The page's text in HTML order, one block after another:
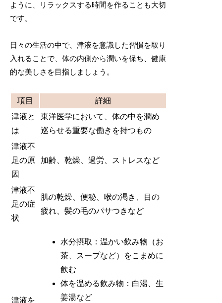
ように、リラックスする時間を作ることも大切
です。
日々の生活の中で、津液を意識した習慣を取り
入れることで、体の内側から潤いを保ち、健康
的な美しさを目指しましょう。
項目
詳細
津液と
は
東洋医学において、体の中を潤め
巡らせる重要な働きを持つもの
津液不
足の原
因
加齢、乾燥、過労、ストレスなど
津液不
足の症
状
肌の乾燥、便秘、喉の渇き、目の
疲れ、髪の毛のパサつきなど
津液を
水分摂取：温かい飲み物（お
茶、スープなど）をこまめに
飲む
体を温める飲み物：白湯、生
姜湯など